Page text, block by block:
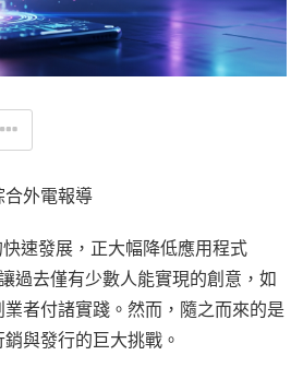
合外電報導
速發展，正大幅降低應用程式
過去僅有少數人能實現的創意，如
者付諸實踐。然而，隨之而來的是
與發行的巨大挑戰。